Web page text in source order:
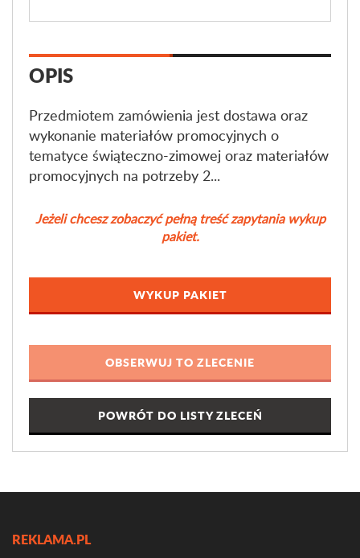
OPIS
Przedmiotem zamówienia jest dostawa oraz
wykonanie materiałów promocyjnych o
tematyce świąteczno-zimowej oraz materiałów
promocyjnych na potrzeby 2...
Jeżeli chcesz zobaczyć pełną treść zapytania wykup
pakiet.
WYKUP PAKIET
POWRÓT DO LISTY ZLECEŃ
REKLAMA.PL